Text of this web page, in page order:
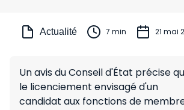
Actualité 7 min 21 mai
Un avis du Conseil d'État précise
le licenciement envisagé d'un
candidat aux fonctions de